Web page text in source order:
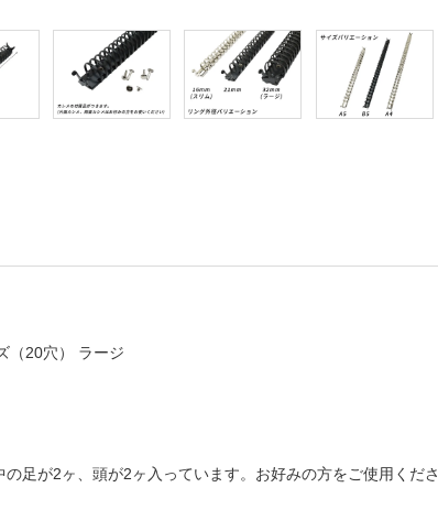
（20穴） ラージ
足が2ヶ、頭が2ヶ入っています。お好みの方をご使用くださ